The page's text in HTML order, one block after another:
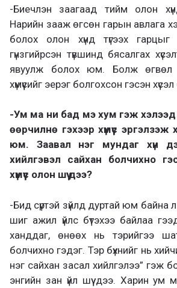
-Биечлэн заагаад тийм олон
Нарийн зааж өгсөн гарын авлага
болох олон хүнд түгээх гарцыг
гүнзгийрсэн түвшинд бясалгах
явуулж болох юм. Болж өгвөл
хүмүүсийг эерэг болгохсон гэсэн
-Ум ма ни бад мэ хум гэж хэлээд
өөрчилнө гэхээр хүмүүс
юм. Заавал нэг мундаг хүн
хийлгэвэл сайхан болчихно
хүмүүс олон шүү дээ?
-Бид сүртэй зүйлд дуртай юм байна
шиг ажил үйлс бүтэхээ байлаа
ханддаг, өнөөх нь тэрийгээ
болчихно гэдэг. Тэр бүхнийг нь
нэг сайхан засал хийлгэлээ” гэж
энгийн зан үйл шүү дээ. Харин